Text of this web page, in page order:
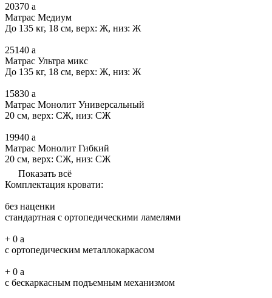
20370 a
Матрас Медиум
До 135 кг, 18 см, верх: Ж, низ: Ж
25140 a
Матрас Ультра микс
До 135 кг, 18 см, верх: Ж, низ: Ж
15830 a
Матрас Монолит Универсальный
20 см, верх: СЖ, низ: СЖ
19940 a
Матрас Монолит Гибкий
20 см, верх: СЖ, низ: СЖ
Показать всё
Комплектация кровати:
без наценки
стандартная с ортопедическими ламелями
+ 0 a
с ортопедическим металлокаркасом
+ 0 a
с бескаркасным подъемным механизмом